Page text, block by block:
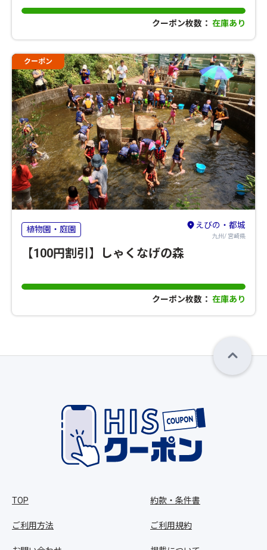
クーポン枚数： 在庫あり
クーポン
植物園・庭園 えびの・都城
九州/ 宮崎県
【100円割引】しゃくなげの森
クーポン枚数： 在庫あり
TOP
ご利用方法
約款・条件書
ご利用規約